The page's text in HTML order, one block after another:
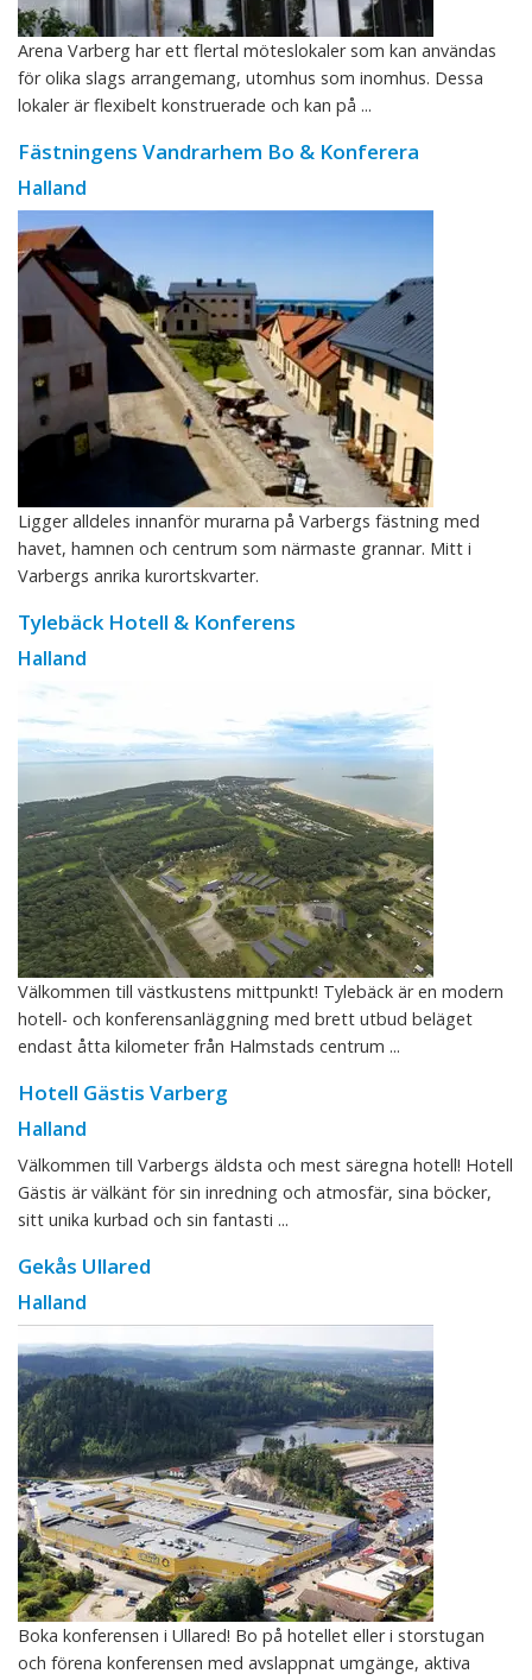
Arena Varberg har ett flertal möteslokaler som kan användas
för olika slags arrangemang, utomhus som inomhus. Dessa
lokaler är flexibelt konstruerade och kan på ...
Fästningens Vandrarhem Bo & Konferera
Halland
Ligger alldeles innanför murarna på Varbergs fästning med
havet, hamnen och centrum som närmaste grannar. Mitt i
Varbergs anrika kurortskvarter.
Tylebäck Hotell & Konferens
Halland
Välkommen till västkustens mittpunkt! Tylebäck är en modern
hotell- och konferensanläggning med brett utbud beläget
endast åtta kilometer från Halmstads centrum ...
Hotell Gästis Varberg
Halland
Välkommen till Varbergs äldsta och mest säregna hotell! Hotell
Gästis är välkänt för sin inredning och atmosfär, sina böcker,
sitt unika kurbad och sin fantasti ...
Gekås Ullared
Halland
Boka konferensen i Ullared! Bo på hotellet eller i storstugan
och förena konferensen med avslappnat umgänge, aktiva